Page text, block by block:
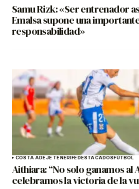
Samu Rizk: «Ser entrenador
Emalsa supone una
responsabilidad»
COSTA ADEJE TENERIFEDESTACADOSFÚTBOL
Aithiara: “No solo ganamos al
celebramos la victoria de la